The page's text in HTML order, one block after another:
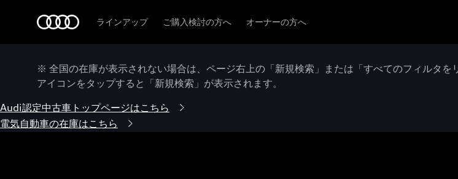
ラインアップ ご購入検討の方へ オーナーの方へ
※ 全国の在庫が表示されない場合は、ページ右上の「新規検索」または「すべてのフィルタ
アイコンをタップすると「新規検索」が表示されます。
Audi認定中古車トップページはこちら
電気自動車の在庫はこちら